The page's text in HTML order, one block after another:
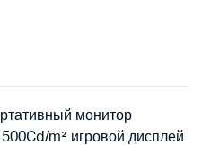
монитор
m² игровой дисплей